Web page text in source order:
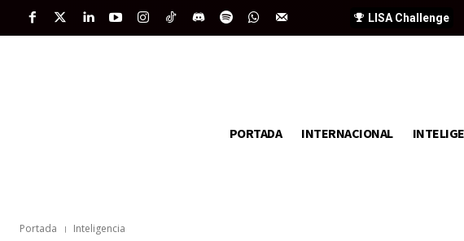
LISA Challenge
PORTADA INTERNACIONAL
Portada Inteligencia